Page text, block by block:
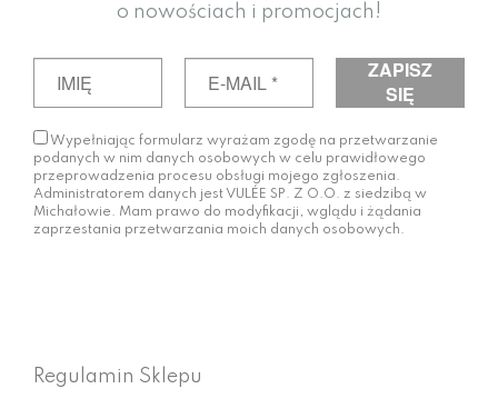
o nowościach i promocjach!
Wypełniając formularz wyrażam zgodę na przetwarzanie
podanych w nim danych osobowych w celu prawidłowego
przeprowadzenia procesu obsługi mojego zgłoszenia.
Administratorem danych jest VULÉE SP. Z O.O. z siedzibą w
Michałowie. Mam prawo do modyfikacji, wglądu i żądania
zaprzestania przetwarzania moich danych osobowych.
Regulamin Sklepu